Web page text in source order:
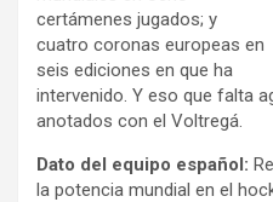
certámenes jugados; y
cuatro coronas europeas en
seis ediciones en que ha
intervenido. Y eso que falta
anotados con el Voltregá.
Dato del equipo español:
la potencia mundial en el